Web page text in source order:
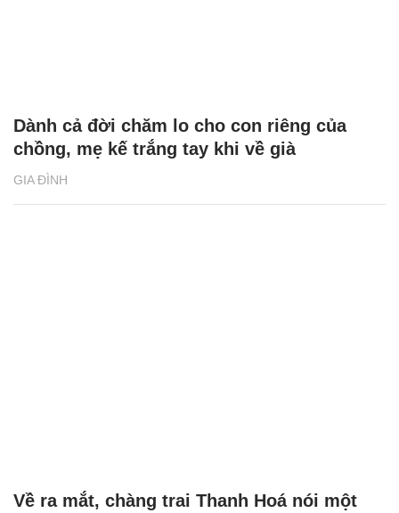
GIA ĐÌNH
Dành cả đời chăm lo cho con riêng của
chồng, mẹ kế trắng tay khi về già
Về ra mắt, chàng trai Thanh Hoá nói một